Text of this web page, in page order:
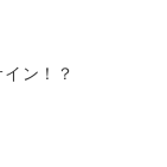
ン！？